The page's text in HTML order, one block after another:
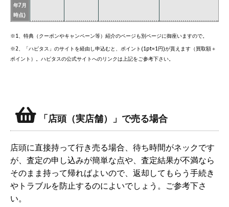
年7月
時点)
※1、特典（クーポンやキャンペーン等）紹介のページも別ページに御座いますので。
※2、「ハピタス」のサイトを経由し申込むと、ポイント(1pt=1円)が貰えます（買取額＋
ポイント）。ハピタスの公式サイトへのリンクは上記をご参考下さい。
「店頭（実店舗）」で売る場合
店頭に直接持って行き売る場合、待ち時間がネックです
が、査定の申し込みが簡単な点や、査定結果が不満なら
そのまま持って帰ればよいので、返却してもらう手続き
やトラブルを防止するのによいでしょう。ご参考下さ
い。